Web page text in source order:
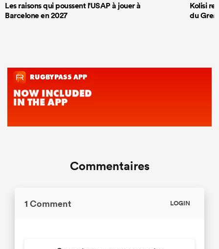
Les raisons qui poussent l'USAP à jouer à
Barcelone en 2027
Kolisi
du
Commentaires
1 Comment LOGIN